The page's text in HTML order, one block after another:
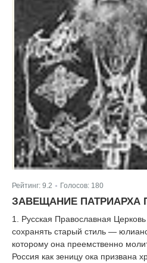
Рейтинг: 9.2 Голосов: 180
ЗАВЕЩАНИЕ ПАТРИАРХА
1. Русская Православная
сохранять старый стиль —
которому она преемственно
Россия как зеницу ока призвана